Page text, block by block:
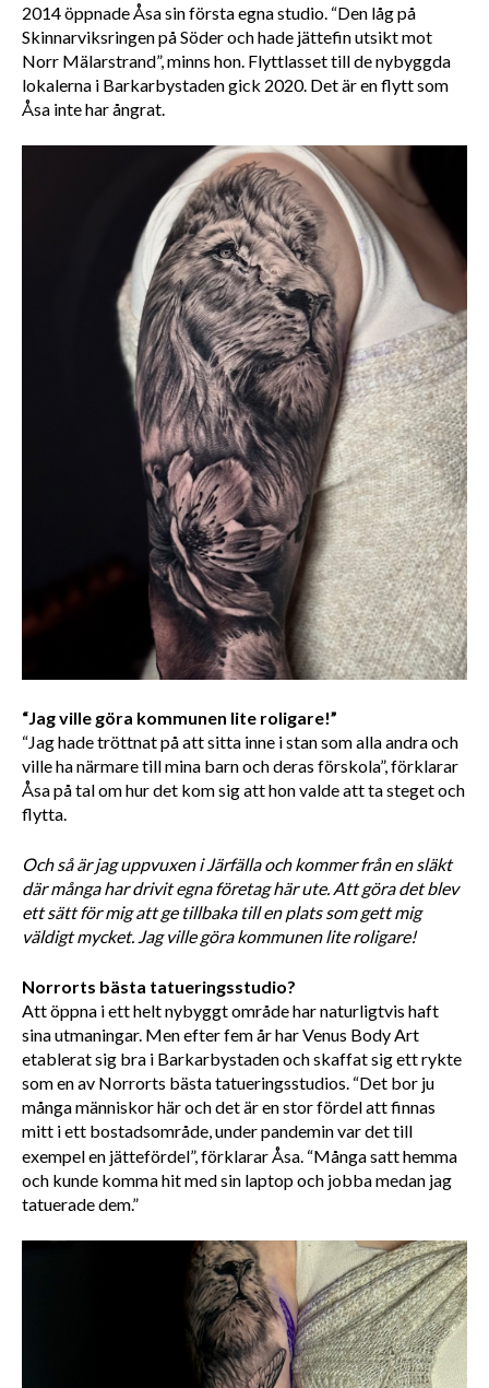
2014 öppnade Åsa sin första egna studio. “Den låg på
Skinnarviksringen på Söder och hade jättefin utsikt mot
Norr Mälarstrand”, minns hon. Flyttlasset till de nybyggda
lokalerna i Barkarbystaden gick 2020. Det är en flytt som
Åsa inte har ångrat.
“Jag ville göra kommunen lite roligare!”
“Jag hade tröttnat på att sitta inne i stan som alla andra och
ville ha närmare till mina barn och deras förskola”, förklarar
Åsa på tal om hur det kom sig att hon valde att ta steget och
flytta.
Och så är jag uppvuxen i Järfälla och kommer från en släkt
där många har drivit egna företag här ute. Att göra det blev
ett sätt för mig att ge tillbaka till en plats som gett mig
väldigt mycket. Jag ville göra kommunen lite roligare!
Norrorts bästa tatueringsstudio?
Att öppna i ett helt nybyggt område har naturligtvis haft
sina utmaningar. Men efter fem år har Venus Body Art
etablerat sig bra i Barkarbystaden och skaffat sig ett rykte
som en av Norrorts bästa tatueringsstudios. “Det bor ju
många människor här och det är en stor fördel att finnas
mitt i ett bostadsområde, under pandemin var det till
exempel en jättefördel”,förklarar Åsa. “Många satt hemma
och kunde komma hit med sin laptop och jobba medan jag
tatuerade dem.”